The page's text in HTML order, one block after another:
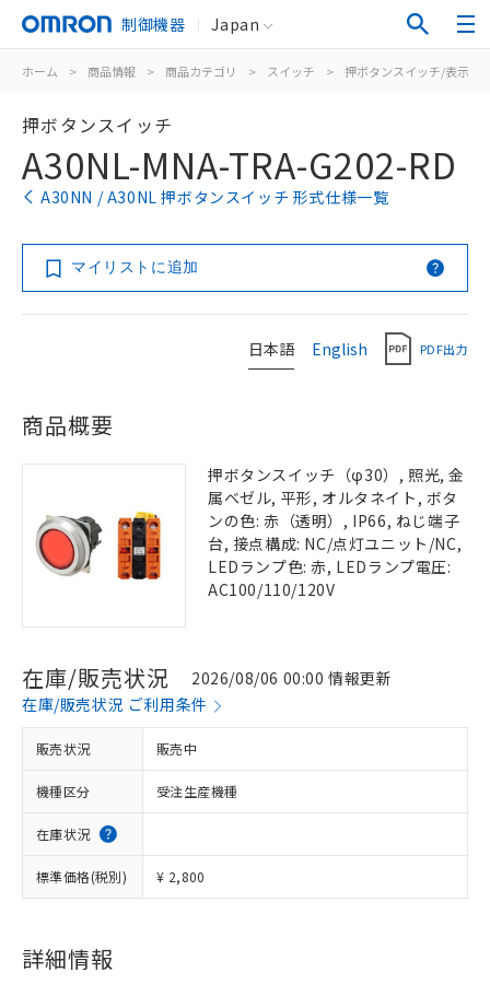
制御機器 Japan
ホーム > 商品情報 > 商品カテゴリ > スイッチ > 押ボタンスイッチ/表示灯
押ボタンスイッチ
A30NL-MNA-TRA-G202-RD
A30NN / A30NL 押ボタンスイッチ 形式仕様一覧
マイリストに追加
日本語 English PDF出力
商品概要
押ボタンスイッチ（φ30）, 照光, 金
属ベゼル, 平形, オルタネイト, ボタ
ンの色: 赤（透明）, IP66, ねじ端子
台, 接点構成: NC/点灯ユニット/NC,
LEDランプ色: 赤, LEDランプ電圧:
AC100/110/120V
在庫/販売状況
2026/08/06 00:00 情報更新
在庫/販売状況 ご利用条件
販売状況 販売中
機種区分 受注生産機種
在庫状況
標準価格(税別) ¥ 2,800
詳細情報